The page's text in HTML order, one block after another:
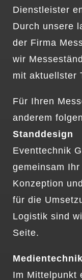
Dienstleister
Durch unsere
der Firma
wir
mit aktuellster
Für Ihren
anderem
Standdesign
Eventtechnik
gemeinsam
Konzeption
für die
Logistik sind
Seite.
Medientechnik
Im Mittelpunkt